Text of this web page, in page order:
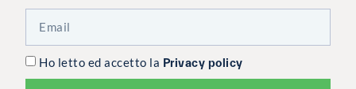
Ho letto ed accetto la Privacy policy